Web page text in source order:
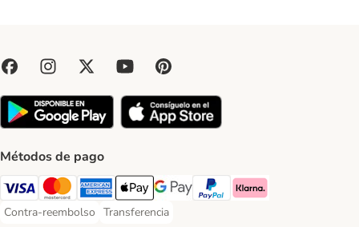
Métodos de pago
Visa Payment Method
Mastercard Payment Method
American Express Payment Method
Apple Pay Payment Method
Google Pay Payment Method
PayPal Payment Method
Klarna Payment Method
Contra-reembolso
Contra-reembolso Payment Method
Transferencia
Transferencia Payment Method